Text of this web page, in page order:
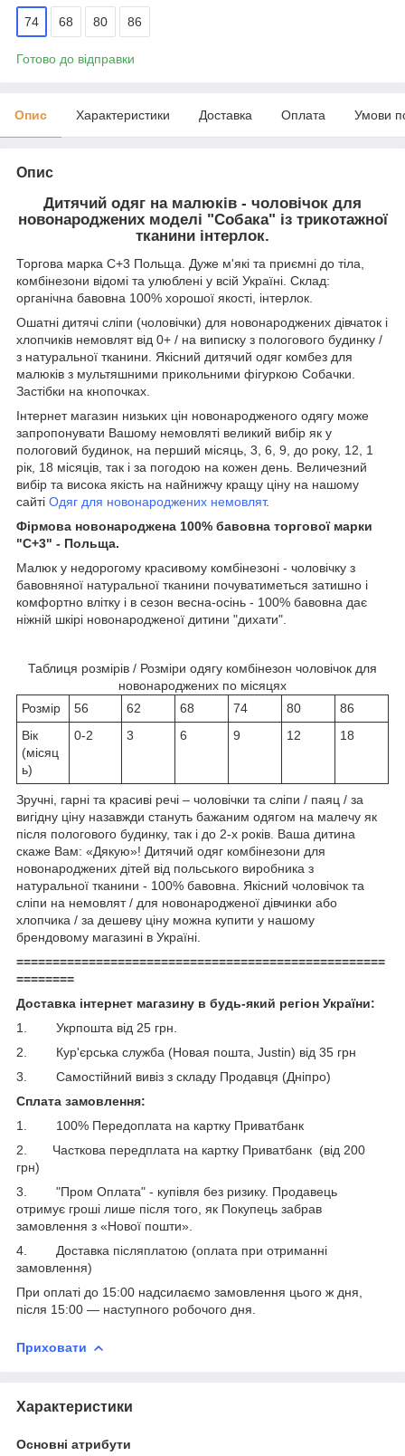
74 68 80 86
Готово до відправки
Опис Характеристики Доставка Оплата Умови
Опис
Дитячий одяг на малюків - чоловічок для
новонароджених моделі "Собака" із трикотажної
тканини інтерлок.
Торгова марка C+3 Польща. Дуже м'які та приємні до тіла,
комбінезони відомі та улюблені у всій Україні. Склад:
органічна бавовна 100% хорошої якості, інтерлок.
Ошатні дитячі сліпи (чоловічки) для новонароджених дівчаток і
хлопчиків немовлят від 0+ / на виписку з пологового будинку /
з натуральної тканини. Якісний дитячий одяг комбез для
малюків з мультяшними прикольними фігуркою Собачки.
Застібки на кнопочках.
Інтернет магазин низьких цін новонародженого одягу може
запропонувати Вашому немовляті великий вибір як у
пологовий будинок, на перший місяць, 3, 6, 9, до року, 12, 1
рік, 18 місяців, так і за погодою на кожен день. Величезний
вибір та висока якість на найнижчу кращу ціну на нашому
сайті Одяг для новонароджених немовлят.
Фірмова новонароджена 100% бавовна торгової марки
"С+3" - Польща.
Малюк у недорогому красивому комбінезоні - чоловічку з
бавовняної натуральної тканини почуватиметься затишно і
комфортно влітку і в сезон весна-осінь - 100% бавовна дає
ніжній шкірі новонародженої дитини "дихати".
Таблиця розмірів / Розміри одягу комбінезон чоловічок для
новонароджених по місяцях
Розмір
56 62 68 74 80
86
Вік
(місяц
ь)
0-2 3 6 9 12 18
Зручні, гарні та красиві речі – чоловічки та сліпи / паяц / за
вигідну ціну назавжди стануть бажаним одягом на малечу як
після пологового будинку, так і до 2-х років. Ваша дитина
скаже Вам: «Дякую»! Дитячий одяг комбінезони для
новонароджених дітей від польського виробника з
натуральної тканини - 100% бавовна. Якісний чоловічок та
сліпи на немовлят / для новонародженої дівчинки або
хлопчика / за дешеву ціну можна купити у нашому
брендовому магазині в Україні.
===================================================
========
Доставка інтернет магазину в будь-який регіон України:
1. Укрпошта від 25 грн.
2. Кур'єрська служба (Новая пошта, Justin) від 35 грн
3. Самостійний вивіз з складу Продавця (Дніпро)
Сплата замовлення:
1. 100% Передоплата на картку Приватбанк
2. Часткова передплата на картку Приватбанк (від 200
грн)
3. "Пром Оплата" - купівля без ризику. Продавець
отримує гроші лише після того, як Покупець забрав
замовлення з «Нової пошти».
4. Доставка післяплатою (оплата при отриманні
замовлення)
При оплаті до 15:00 надсилаємо замовлення цього ж дня,
після 15:00 ― наступного робочого дня.
Приховати
Характеристики
Основні атрибути